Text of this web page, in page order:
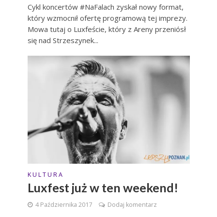
Cykl koncertów #NaFalach zyskał nowy format,
który wzmocnił ofertę programową tej imprezy.
Mowa tutaj o Luxfeście, który z Areny przeniósł
się nad Strzeszynek...
K U L T U R A
Luxfest już w ten weekend!
4 Października 2017 Dodaj komentarz